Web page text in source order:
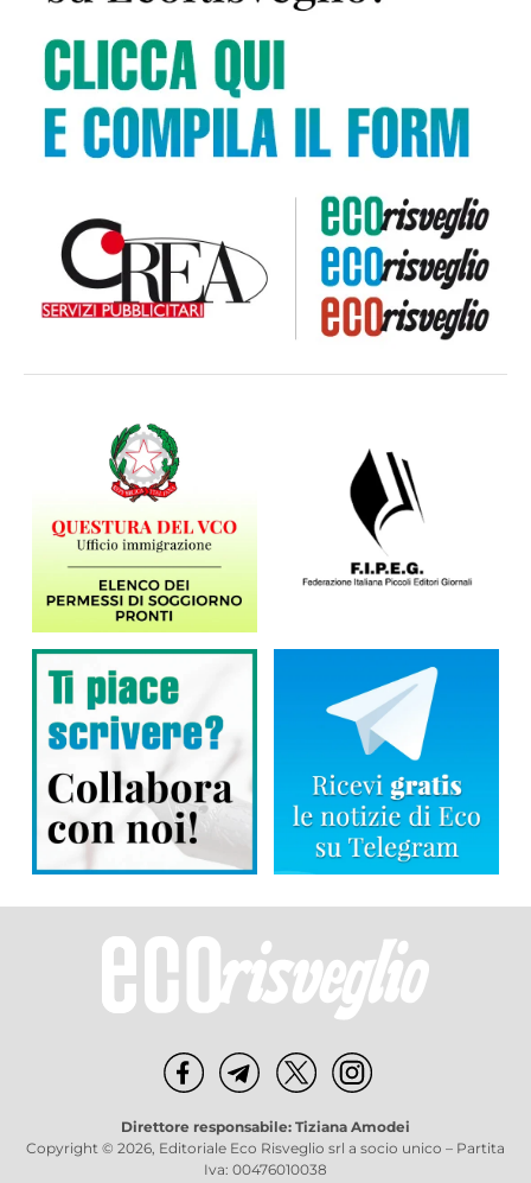
Direttore responsabile: Tiziana Amodei
Copyright © 2026, Editoriale Eco Risveglio srl a socio unico – Partita
Iva: 00476010038